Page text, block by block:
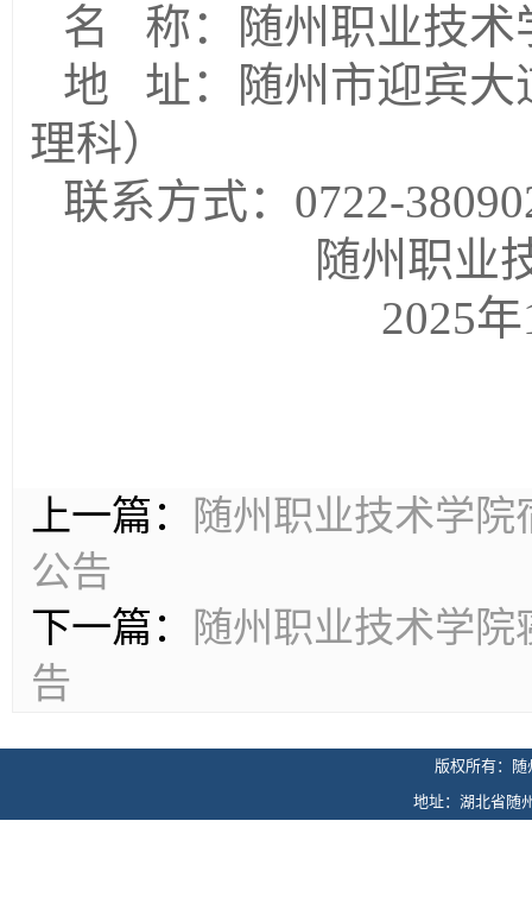
名
称：随州职业技术
地 址：随州市迎宾大
理科）
联系方式： 0722-
随州职业
2025年
上一篇：
随州职业技术学
公告
下一篇：
随州职业技术学
告
版权所有：
地址：湖北省随